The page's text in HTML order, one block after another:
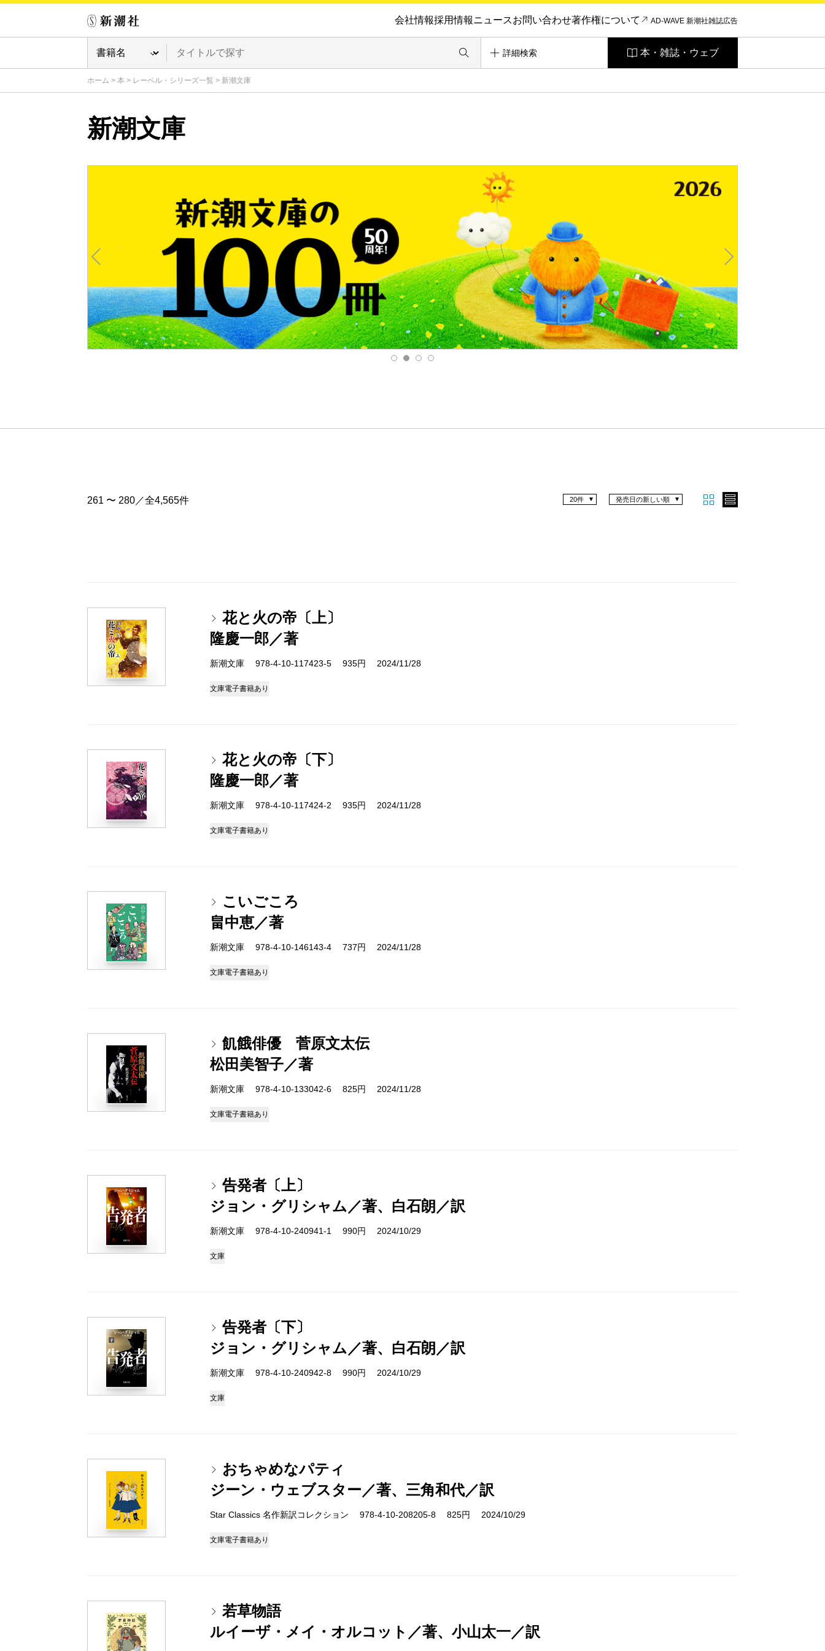
会社情報採用情報ニュースお問い合わせ著作権について AD-WAVE 新潮社雑誌広告
詳細検索 本・雑誌・ウェブ
ホーム > 本 > レーベル・シリーズ一覧 > 新潮文庫
新潮文庫
v
t
261 〜 280／全4,565件 発売日の新しい順
20件
花と火の帝〔上〕
隆慶一郎／著
新潮文庫 978-4-10-117423-5 935円 2024/11/28
文庫電子書籍あり
花と火の帝〔下〕
隆慶一郎／著
新潮文庫 978-4-10-117424-2 935円 2024/11/28
文庫電子書籍あり
こいごころ
畠中恵／著
新潮文庫 978-4-10-146143-4 737円 2024/11/28
文庫電子書籍あり
飢餓俳優 菅原文太伝
松田美智子／著
新潮文庫 978-4-10-133042-6 825円 2024/11/28
文庫電子書籍あり
告発者〔上〕
ジョン・グリシャム／著、白石朗／訳
新潮文庫 978-4-10-240941-1 990円 2024/10/29
文庫
告発者〔下〕
ジョン・グリシャム／著、白石朗／訳
新潮文庫 978-4-10-240942-8 990円 2024/10/29
文庫
おちゃめなパティ
ジーン・ウェブスター／著、三角和代／訳
Star Classics 名作新訳コレクション 978-4-10-208205-8 825円 2024/10/29
文庫電子書籍あり
若草物語
ルイーザ・メイ・オルコット／著、小山太一／訳